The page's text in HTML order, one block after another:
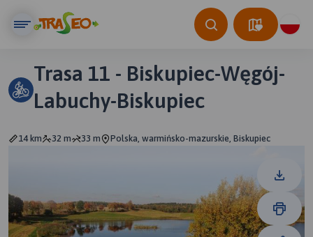
Trasa 11 - Biskupiec-Węgój-
Labuchy-Biskupiec
14 km 32 m 33 m Polska, warmińsko-mazurskie, Biskupiec